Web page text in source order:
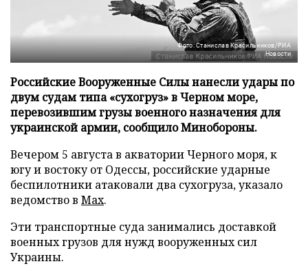
Фото: Станислав Красильников/РИА
Новости
Российские Вооруженные Силы нанесли удары по
двум судам типа «сухогруз» в Черном море,
перевозившим грузы военного назначения для
украинской армии, сообщило Минобороны.
Вечером 5 августа в акватории Черного моря, к
югу и востоку от Одессы, российские ударные
беспилотники атаковали два сухогруза, указало
ведомство в Max.
Эти транспортные суда занимались доставкой
военных грузов для нужд вооруженных сил
Украины.